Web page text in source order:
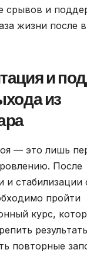
срывов и
жизни после
и
из
— это лишь
После
и стабилизации
пройти
курс,
повторные